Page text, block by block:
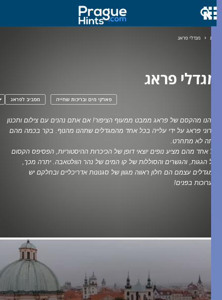
מגדלי פראג
מגדלי פראג
פארקי מים ובריכות שחייה מסביב לפראג
תיהנו מהקסם של פראג ממבט ממעוף הציפור! אם אתם נהנים עם צילום ותכנון
עירוני פראג על ידי עלייה בכל אחד מהמגדלים שתהנו מהנוף. בקר בכמה מהם
אתה לא מתחרט.
כל אחד מהם מציע נופים יוצאי דופן של הכיכרות ההיסטוריות, הפסיפס הקסום
של הגגות, והגשרים והסוללות של קו המים של נהר הוולטאבה. יתרה מכך,
המגדלים עצמם הם חלון ראווה מגוון של סגנונות אדריכליים ובחלקם יש
תערוכות בפנים!